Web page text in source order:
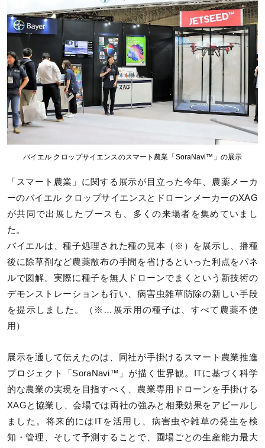
バイエル クロップサイエンスのスマート農業「SoraNavi™」の展示
「スマート農業」に関する展示が目立った今年、農薬メーカ
ーのバイエル クロップサイエンスとドローンメーカーのXAG
が共同で出展したブースも、多くの来場者を集めていまし
た。
バイエルは、種子処理された種の見本（※）を展示し、播種
後に除草剤など農薬散布の手間を省けるといった利点をパネ
ルで図解。実際に種子を無人ドローンでまくという新技術の
デモンストレーションも行い、病害虫雑草防除の新しい手段
を提示しました。（※…展示用の種子は、すべて農薬不使
用）
展示を通して伝えたのは、同社が手掛けるスマート農業推進
プロジェクト「SoraNavi™」が描く世界観。ITに基づく科学
的な農業の実現を目指すべく、農業専用ドローンを手掛ける
XAGと協業し、会場では両社の強みと相乗効果をアピールし
ました。将来的にはITを活用し、病害虫や雑草の発生を検
知・管理、そして予測することで、圃場ごとの生産能力最大